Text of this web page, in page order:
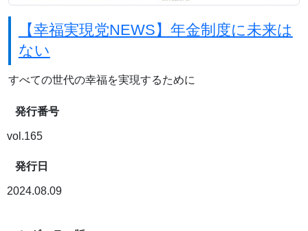
【幸福実現党NEWS】年金制度に未来は
ない
すべての世代の幸福を実現するために
発行番号
vol.165
発行日
2024.08.09